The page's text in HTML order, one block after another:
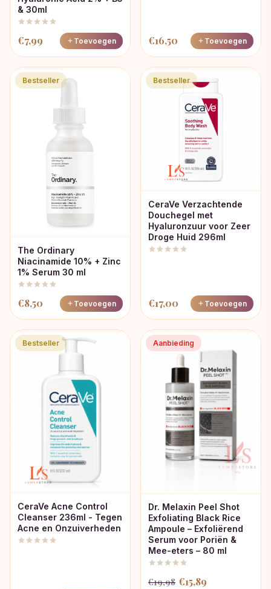
& 30ml
€7,99 Toevoegen €16,50 Toevoegen
Bestseller
The Ordinary
Niacinamide 10% + Zinc
1% Serum 30 ml
€8,50 Toevoegen
Bestseller
CeraVe Verzachtende
Douchegel met
Hyaluronzuur voor Zeer
Droge Huid 296ml
€17,00 Toevoegen
Bestseller
CeraVe Acne Control
Cleanser 236ml - Tegen
Acne en Onzuiverheden
Aanbieding
Dr. Melaxin Peel Shot
Exfoliating Black Rice
Ampoule – Exfoliërend
Serum voor Poriën &
Mee-eters – 80 ml
€19,98 Oorspronkelijke
€15,89